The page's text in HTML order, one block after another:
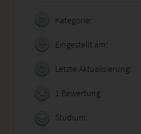
Kategorie:
Eingestellt am:
Letzte Aktualisierung:
1 Bewertung
Studium: